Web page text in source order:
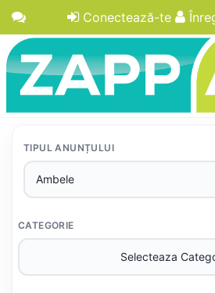
Conectează-te
TIPUL ANUNȚULUI
CATEGORIE